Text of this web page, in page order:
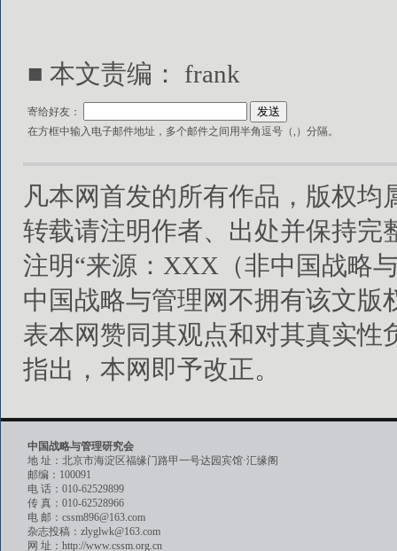
■ 本文责编： frank
寄给好友：
在方框中输入电子邮件地址，多个邮件之间用半角逗号（,）分隔。
凡本网首发的所有作品，版权
转载请注明作者、出处并保持完
注明“来源：XXX（非中国战略
中国战略与管理网不拥有该文
表本网赞同其观点和对其真实
指出，本网即予改正。
中国战略与管理研究会
地 址：北京市海淀区福缘门路甲一号达园宾馆·汇缘阁
邮编：100091
电 话：010-62529899
传 真：010-62528966
电 邮：cssm896@163.com
杂志投稿：zlyglwk@163.com
网 址：http://www.cssm.org.cn